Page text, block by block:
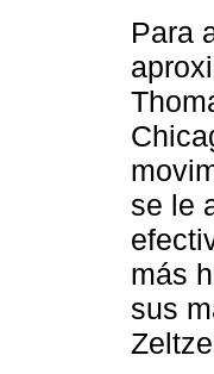
Para
se le
más
sus